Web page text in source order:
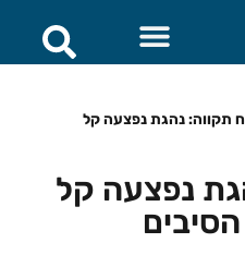
תקווה: נהגת נפצעה קל
נפצעה קל